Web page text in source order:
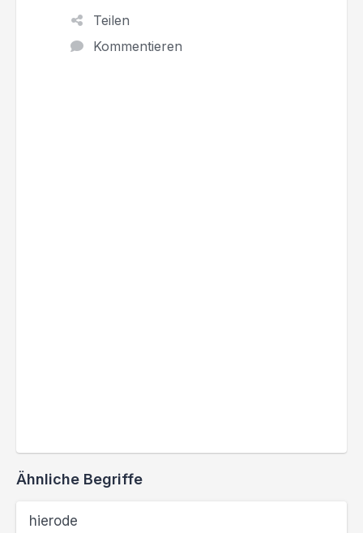
Teilen
Kommentieren
Ähnliche Begriffe
hierode